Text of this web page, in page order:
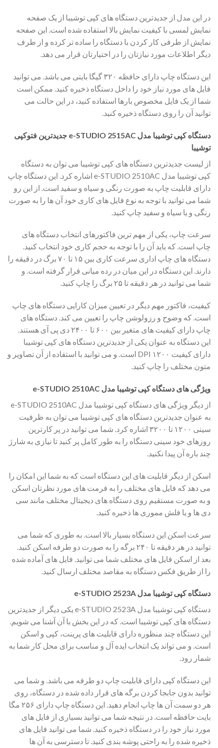
در این مدل از جدیدترین دستگاه های کپی توشیبا از یک صفحه
نمایش لمسی با کیفیت نمایش بالا استفاده شده است. این صفحه
نمایش از طرفی کار کردن با دستگاه را ساده تر کرده و از طرف
دیگر اطلاعات مورد نیازتان را در اختیارتان قرار می دهد.
این دستگاه چاپ دارای حافظه ۳۲۰ گیگا بایتی می باشد. می توانید
فایل های مورد نیاز خود را داخل دستگاه ذخیره کنید. ممکن است
شما از یک فایل مخصوص بارها استفاده کنید، در این حالت می
توانید آن را روی دستگاه ذخیره کنید.
دستگاه کپی توشیبا مدل e-STUDIO 2515AC جدیدترین فتوکپی
توشیبا
از لیست جدیدترین دستگاه های کپی توشیبا می توان به دستگاه
کپی توشیبا مدل e-STUDIO 2510AC اشاره کرد. این دستگاه چاپ
دارای قابلیت چاپ به صورت رنگی و سیاه و سفید است. از این رو
شما می توانید با توجه به نوع فایل های کاری خود آن ها را به صورت
رنگی و یا سیاه و سفید چاپ کنید.
سرعت چاپ، یکی از مهم ترین فاکتورهای انتخاب دستگاه های
چاپ است. که باید آن را با توجه به حجم کاری خود انتخاب کنید.
دستگاه های چاپ اداری سرعت کاری بین ۱۵ تا ۷۰ برگ در دقیقه را
دارند. این دستگاه در این میان در رده میانی قرار گرفته است. و
شما می توانید در هر دقیقه تا ۲۵ برگ را چاپ کنید.
کیفیت، فاکتور مهم دیگر در تعیین میزان کارایی دستگاه های چاپ
است. که وضوح و رزولوشن چاپ را تعیین می کند. دستگاه های
چاپ دارای کیفیت های متغیر بین ۶۰۰ تا ۲۴۰۰ دی پی آی هستند.
این دستگاه به عنوان یکی از جدیدترین دستگاه های کپی توشیبا
دارای کیفیت ۱۲۰۰ DPI است. و می توانید با استفاده از آن تصاویر و
متون مختلف را چاپ کنید.
ویژگی های دستگاه کپی توشیبا مدل e-STUDIO 2510AC
از دیگر ویژگی های دستگاه کپی توشیبا مدل e-STUDIO 2510AC
به عنوان جدیدترین دستگاه های کپی توشیبا می توان به ظرفیت
سینی ۱۲۰۰ تا ۳۲۰۰ اشاره کرد. شما می توانید در پر کارترین
روزهای خود سینی دستگاه را به طور کامل پر کنید تا نیازی به شارژ
چند باره آن پیدا نکنید.
اسکن از دیگر قابلیت های این دستگاه است که به شما این امکان را
می دهد که فایل های مختلف را به فرمت های مورد نظرتان اسکن
و به صورت مستقیم روی دستگاه های دیجیتال مختلف مانند سی
دی ها و یا فلش مموری ها ذخیره کنید.
سرعت اسکن این دستگاه بسیار بالا است. به طوری که شما می
توانید در هر دقیقه تا ۲۴۰ برگه را به صورت دو طرفه اسکن کنید.
بعد از اسکن فایل های مختلف شما می توانید. فایل های آماده شده
را از طریق فکس دستگاه به مقاصد مختلف ارسال کنید.
دستگاه کپی توشیبا مدل e-STUDIO 2523A
دستگاه کپی توشیبا مدل e-STUDIO 2523A یکی دیگر از جدیدترین
دستگاه های کپی توشیبا است. که در این بخش با آن آشنا می شویم.
این دستگاه چند منظوره دارای قابلیت های پرینت، کپی و اسکن
است. و می تواند یک انتخاب ایده آل و مناسب برای محل کار شما به
شمار رود.
این دستگاه کپی دارای قابلیت چاپ دو طرفه می باشد. و شما می
توانید بدون جابجا کردن برگه های قرار داده شده در دستگاه، روی
هر دو سمت آن ها چاپ انجام دهید. این دستگاه چاپ دارای ۲۵۶ مگا
بایت حافظه است. در نتیجه شما می توانید بسیاری از فایل های
مورد نیاز خود را در دستگاه ذخیره کنید. شما می توانید فایل های
ذخیره شده را به راحتی پوشه بندی کنید. تا دسترسی به آن ها